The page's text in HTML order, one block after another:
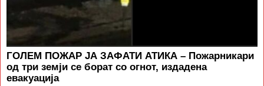
ГОЛЕМ ПОЖАР ЈА ЗАФАТИ АТИКА – Пожарникари
од три земји се борат со огнот, издадена
евакуација